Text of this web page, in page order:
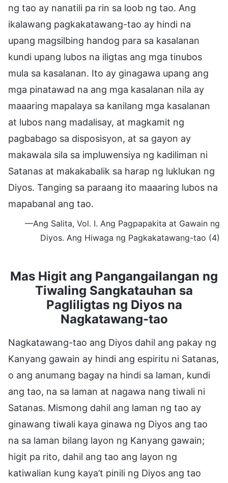
ng tao ay nanatili pa rin sa loob ng tao. Ang
ikalawang pagkakatawang-tao ay hindi na
upang magsilbing handog para sa kasalanan
kundi upang lubos na iligtas ang mga tinubos
mula sa kasalanan. Ito ay ginagawa upang ang
mga pinatawad na ang mga kasalanan nila ay
maaaring mapalaya sa kanilang mga kasalanan
at lubos nang madalisay, at magkamit ng
pagbabago sa disposisyon, at sa gayon ay
makawala sila sa impluwensiya ng kadiliman ni
Satanas at makakabalik sa harap ng luklukan ng
Diyos. Tanging sa paraang ito maaaring lubos na
mapabanal ang tao.
—Ang Salita, Vol. I. Ang Pagpapakita at Gawain ng
Diyos. Ang Hiwaga ng Pagkakatawang-tao (4)
Mas Higit ang Pangangailangan ng
Tiwaling Sangkatauhan sa
Pagliligtas ng Diyos na
Nagkatawang-tao
Nagkatawang-tao ang Diyos dahil ang pakay ng
Kanyang gawain ay hindi ang espiritu ni Satanas,
o ang anumang bagay na hindi sa laman, kundi
ang tao, na sa laman at nagawa nang tiwali ni
Satanas. Mismong dahil ang laman ng tao ay
ginawang tiwali kaya ginawa ng Diyos ang tao
na sa laman bilang layon ng Kanyang gawain;
higit pa rito, dahil ang tao ang layon ng
katiwalian kung kaya’t pinili ng Diyos ang tao